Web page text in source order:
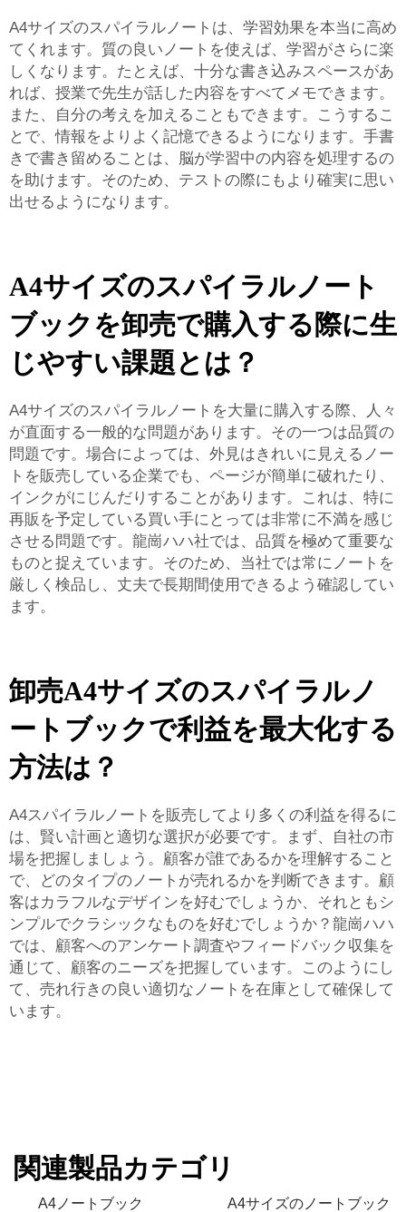
A4サイズのスパイラルノートは、学習効果を本当に高め
てくれます。質の良いノートを使えば、学習がさらに楽
しくなります。たとえば、十分な書き込みスペースがあ
れば、授業で先生が話した内容をすべてメモできます。
また、自分の考えを加えることもできます。こうするこ
とで、情報をよりよく記憶できるようになります。手書
きで書き留めることは、脳が学習中の内容を処理するの
を助けます。そのため、テストの際にもより確実に思い
出せるようになります。
A4サイズのスパイラルノート
ブックを卸売で購入する際に生
じやすい課題とは？
A4サイズのスパイラルノートを大量に購入する際、人々
が直面する一般的な問題があります。その一つは品質の
問題です。場合によっては、外見はきれいに見えるノー
トを販売している企業でも、ページが簡単に破れたり、
インクがにじんだりすることがあります。これは、特に
再販を予定している買い手にとっては非常に不満を感じ
させる問題です。龍崗ハハ社では、品質を極めて重要な
ものと捉えています。そのため、当社では常にノートを
厳しく検品し、丈夫で長期間使用できるよう確認してい
ます。
卸売A4サイズのスパイラルノ
ートブックで利益を最大化する
方法は？
A4スパイラルノートを販売してより多くの利益を得るに
は、賢い計画と適切な選択が必要です。まず、自社の市
場を把握しましょう。顧客が誰であるかを理解すること
で、どのタイプのノートが売れるかを判断できます。顧
客はカラフルなデザインを好むでしょうか、それともシ
ンプルでクラシックなものを好むでしょうか？龍崗ハハ
では、顧客へのアンケート調査やフィードバック収集を
通じて、顧客のニーズを把握しています。このようにし
て、売れ行きの良い適切なノートを在庫として確保して
います。
関連製品カテゴリ
A4ノートブック A4サイズのノートブック